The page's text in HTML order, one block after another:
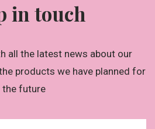
in touch
all the latest news about our
products we have planned for
the future